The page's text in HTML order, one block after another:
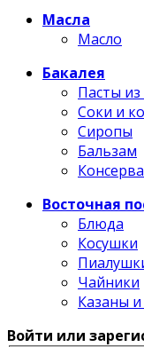
Масла
Масло
Бакалея
Пасты
Соки и
Сиропы
Бальзам
Восточная
Блюда
Косушки
Чайники
Казаны
Войти или